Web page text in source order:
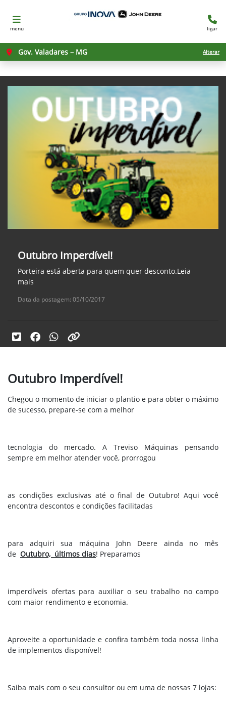
menu ligar
Gov. Valadares – MG Alterar
Outubro Imperdível!
Porteira está aberta para quem quer desconto.Leia
mais
Data da postagem: 05/10/2017
Outubro Imperdível!
Chegou o momento de iniciar o plantio e para obter o máximo
de sucesso, prepare-se com a melhor
tecnologia do mercado. A Treviso Máquinas pensando
sempre em melhor atender você, prorrogou
as condições exclusivas até o final de Outubro! Aqui você
encontra descontos e condições facilitadas
para adquiri sua máquina John Deere ainda no mês
de Outubro, últimos dias! Preparamos
imperdíveis ofertas para auxiliar o seu trabalho no campo
com maior rendimento e economia.
Aproveite a oportunidade e confira também toda nossa linha
de implementos disponível!
Saiba mais com o seu consultor ou em uma de nossas 7 lojas: